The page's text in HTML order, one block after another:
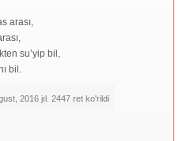
arası,
su’yip bil,
bil.
2016 jıl. 2447 ret ko'rildi